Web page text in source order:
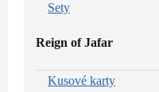
Sety
Reign of Jafar
Kusové karty